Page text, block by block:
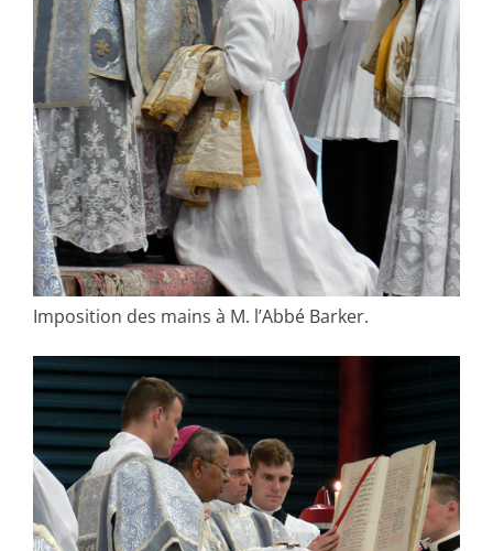
Imposition des mains à M. l’Abbé Barker.